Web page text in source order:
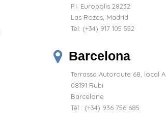
P.I. Europolis 28232
Las Rozas, Madrid
Tel: (+34) 917 105 552
Barcelona
Terrassa Autoroute 68, local A
08191 Rubi
Barcelone
Tél : (+34) 936 756 685